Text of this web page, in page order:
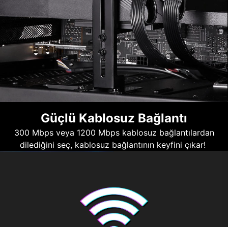
Güçlü Kablosuz Bağlantı
300 Mbps veya 1200 Mbps kablosuz bağlantılardan
dilediğini seç, kablosuz bağlantının keyfini çıkar!